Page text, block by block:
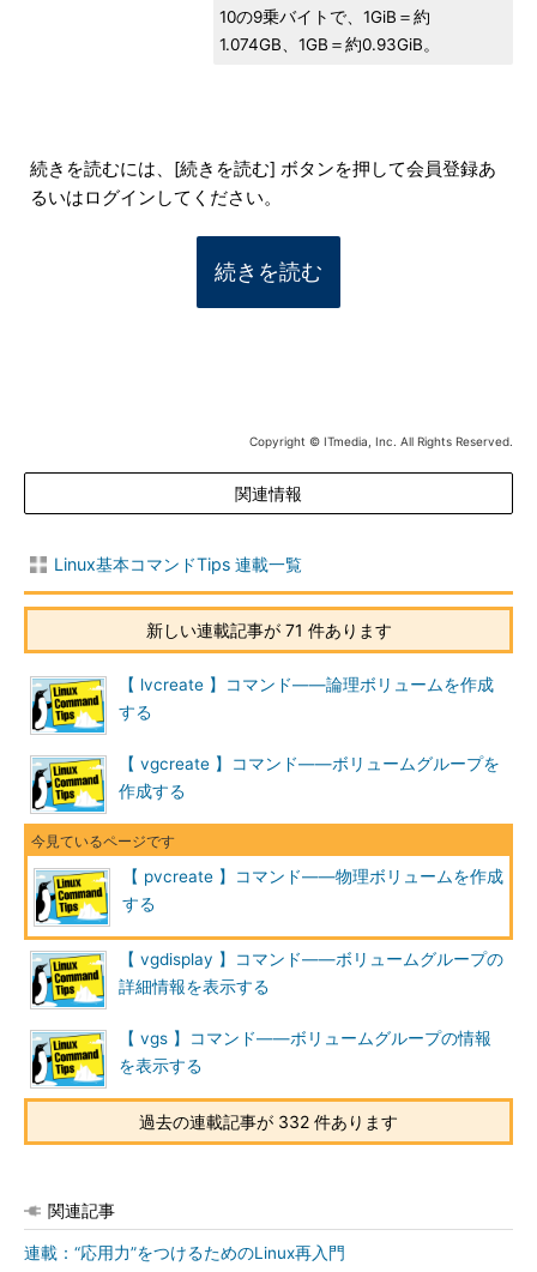
10の9乗バイトで、1GiB＝約
1.074GB、1GB＝約0.93GiB。
続きを読むには、[続きを読む] ボタンを押して会員登録あ
るいはログインしてください。
続きを読む
Copyright © ITmedia, Inc. All Rights Reserved.
関連情報
Linux基本コマンドTips 連載一覧
新しい連載記事が 71 件あります
【 lvcreate 】コマンド――論理ボリュームを作成
する
【 vgcreate 】コマンド――ボリュームグループを
作成する
【 pvcreate 】コマンド――物理ボリュームを作成
する
【 vgdisplay 】コマンド――ボリュームグループの
詳細情報を表示する
【 vgs 】コマンド――ボリュームグループの情報
を表示する
過去の連載記事が 332 件あります
関連記事
連載：“応用力”をつけるためのLinux再入門